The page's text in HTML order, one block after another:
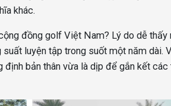
khác.
đồng golf Việt Nam? Lý do dễ thấy
luyện tập trong suốt một năm dài.
bản thân vừa là dịp để gắn kết các